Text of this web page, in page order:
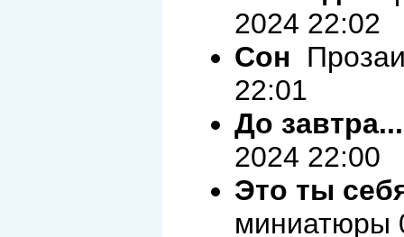
2024 22:02
Сон
22:01
До завтра...
2024 22:00
Это ты
миниатюры